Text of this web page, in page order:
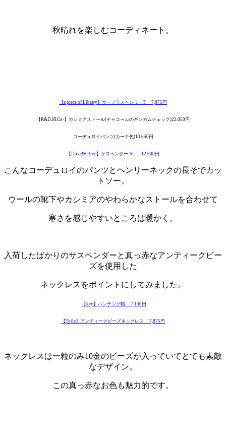
秋晴れを楽しむコーディネート。
【a piece of Library】サープラスヘンリーT 7,875円
【R&D.M.Co-】カシミアストール(チャコールのギンガムチェック)22.050円
コーデュロイパンツ(カーキ色)13.650円
【Dove&Olive】サスペンダー-SU 12,600円
こんなコーデュロイのパンツとヘンリーネックの長そでカッ
トソー。
ウールの靴下やカシミアのやわらかなストールを合わせて
寒さを感じやすいところは暖かく。
入荷したばかりのサスペンダーと真っ赤なアンティークビー
ズを使用した
ネックレスをポイントにしてみました。
【key】ハンチング帽 7,140円
【Toile】アンティークビーズネックレス 7,875円
ネックレスは一粒のみ10金のビーズが入っていてとても素敵
なデザイン。
この真っ赤なお色も魅力的です。